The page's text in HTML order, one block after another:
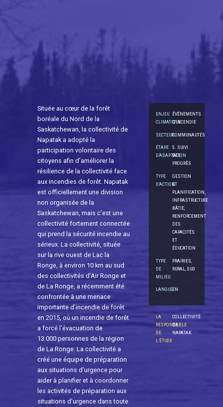
Située au cœur de la forêt
boréale du Nord de la
Saskatchewan, la collectivité de
Napatak a adopté la
participation volontaire des
citoyens afin d’améliorer la
résilience de la collectivité face
aux incendies de forêt. Napatak
est officiellement une division
non organisée de la
Saskatchewan, mais c’est une
collectivité fortement connectée
qui prend la sécurité incendie au
sérieux. La collectivité, située
sur la rive ouest de Lac la
Ronge, à environ 10 km au sud
des collectivités d’Air Ronge et
de La Ronge, a récemment été
confrontée à une menace
importante d’incendie de forêt
en 2015, où un incendie de forêt
a forcé l’évacuation de
13 000 personnes de la région
de La Ronge. La collectivité a
créé une équipe de préparation
aux situations d’urgence pour
aider à planifier et à coordonner
les activités de préparation aux
situations d’urgence dans toute
ENJEU
CLIMATIQUE
ÉVÉNEMENTS
D'INCENDIE
SECTEURCOMMUNAUTÉS
ÉTAPE
D’ADAPTATION
5. SUIVI
DES
PROGRÈS
TYPE
D’ACTION
GESTION
ET
PLANIFICATION,
INFRASTRUCTURE
BÂTIE,
RENFORCEMENT
DES
CAPACITÉS
ET
ÉDUCATION
TYPE
DE
MILIEU
PRAIRIES,
RURAL, SUD
LANGUEEN
LA
RESPONSABLE
DE
L’ÉTUDE
COLLECTIVITÉ
DE
NAPATAK